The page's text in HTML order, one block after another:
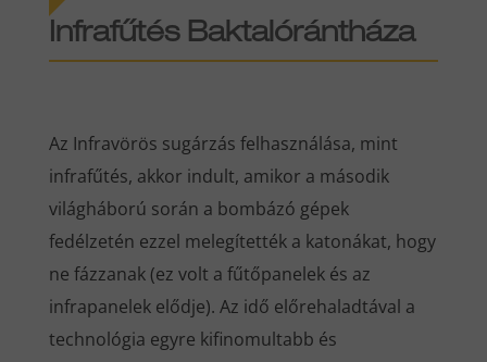
Infrafűtés Baktalórántháza
Az Infravörös sugárzás felhasználása, mint
infrafűtés, akkor indult, amikor a második
világháború során a bombázó gépek
fedélzetén ezzel melegítették a katonákat, hogy
ne fázzanak (ez volt a fűtőpanelek és az
infrapanelek elődje). Az idő előrehaladtával a
technológia egyre kifinomultabb és